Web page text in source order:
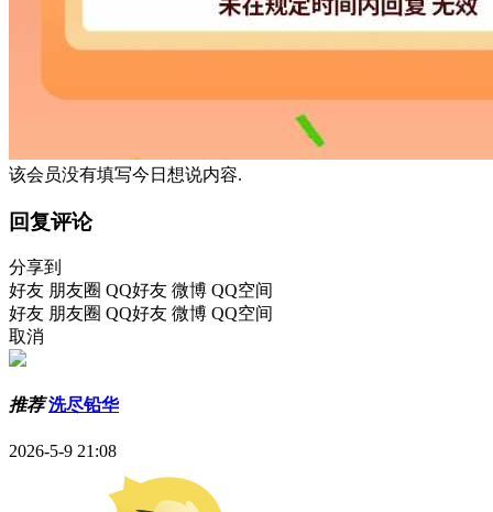
该会员没有填写今日想说内容.
回复评论
分享到
好友 朋友圈 QQ好友 微博 QQ空间
好友 朋友圈 QQ好友 微博 QQ空间
取消
推荐洗尽铅华
2026-5-9 21:08